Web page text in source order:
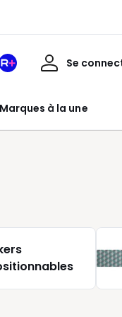
Marques à la une
Mon
Redoute
Se
Mon